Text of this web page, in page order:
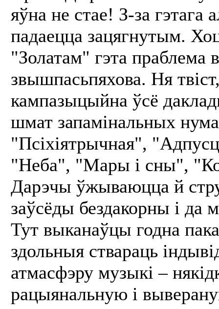
яўна не стае! З-за гэтага
падаецца зацягнутым.
"Золатам" гэта праблема
звышпасьпяхова. Ня
кампазыцыйна ўсё
шмат запамінальных
"Псіхіятрычная",
"Неба", "Мары і сны",
Дарэчы ўжываюцца й
заўсёды бездакорны і да
Тут выканаўцы годна
здольныя ствараць
атмасфэру музыкі –
рацыянальную і